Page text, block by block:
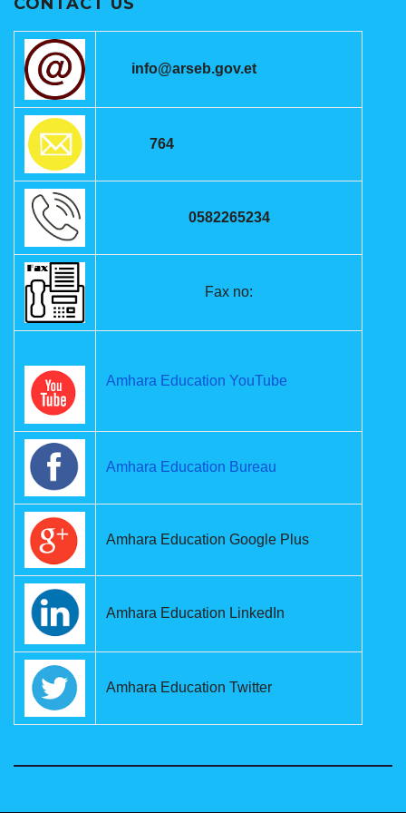
info@arseb.gov.et
764
0582265234
Fax no:
Amhara Education YouTube
Amhara Education Bureau
Amhara Education Google Plus
Amhara Education LinkedIn
Amhara Education Twitter